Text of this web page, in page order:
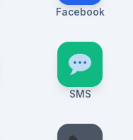
Facebook
SMS